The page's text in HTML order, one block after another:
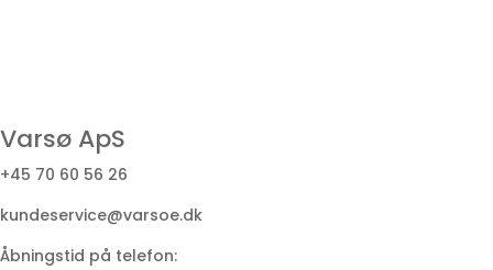
Varsø ApS
+45 70 60 56 26
kundeservice@varsoe.dk
Åbningstid på telefon: